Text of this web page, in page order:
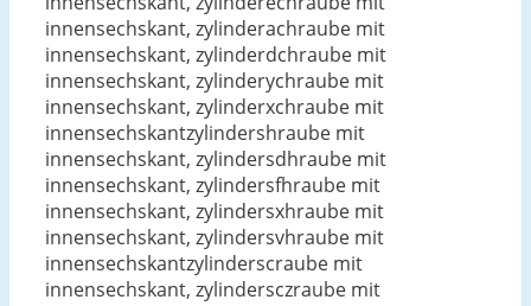
innensechskant, zylinderachraube mit
innensechskant, zylinderdchraube mit
innensechskant, zylinderychraube mit
innensechskant, zylinderxchraube mit
innensechskantzylindershraube mit
innensechskant, zylindersdhraube mit
innensechskant, zylindersfhraube mit
innensechskant, zylindersxhraube mit
innensechskant, zylindersvhraube mit
innensechskantzylinderscraube mit
innensechskant, zylindersczraube mit